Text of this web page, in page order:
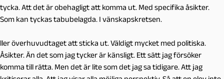
tycka. Att det är obehagligt att komma ut. Med specifika åsikter.
Som kan tyckas tabubelagda. I vänskapskretsen.
ller överhuvudtaget att sticka ut. Väldigt mycket med politiska.
Åsikter. Än det som jag tycker är känsligt. Ett sätt jag försöker
komma till rätta. Men det är lite som det jag sa tidigare. Att jag